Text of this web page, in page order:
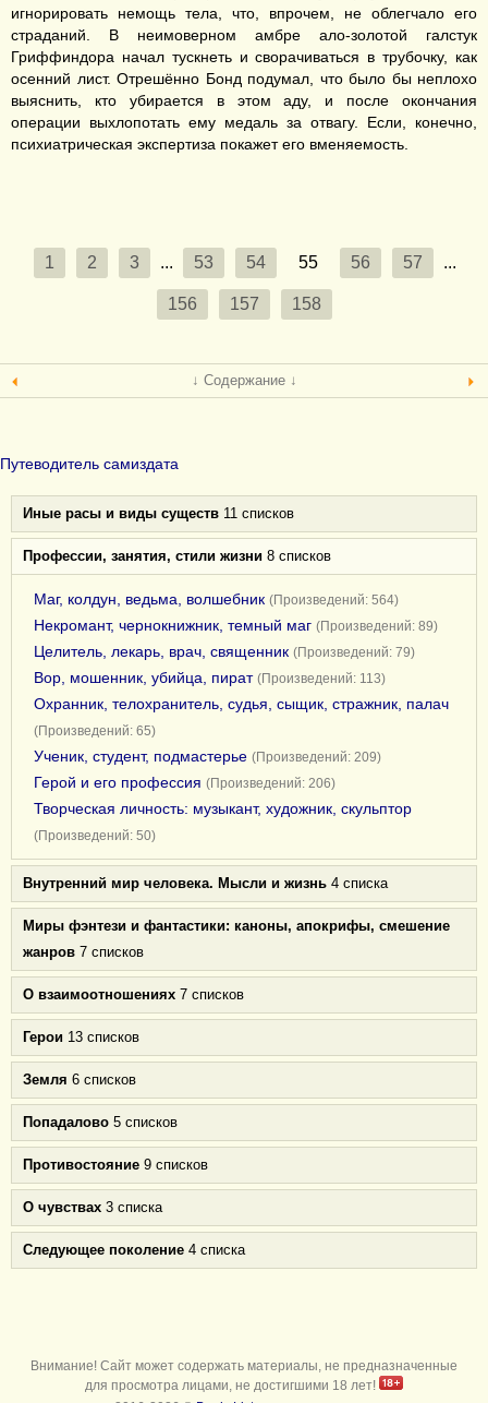
игнорировать немощь тела, что, впрочем, не облегчало его
страданий. В неимоверном амбре ало-золотой галстук
Гриффиндора начал тускнеть и сворачиваться в трубочку, как
осенний лист. Отрешённо Бонд подумал, что было бы неплохо
выяснить, кто убирается в этом аду, и после окончания
операции выхлопотать ему медаль за отвагу. Если, конечно,
психиатрическая экспертиза покажет его вменяемость.
1 2 3 ... 53 54 55 56 57 ...
156 157 158
↓ Содержание ↓
Путеводитель самиздата
Иные расы и виды существ 11 списков
Профессии, занятия, стили жизни 8 списков
Маг, колдун, ведьма, волшебник (Произведений: 564)
Некромант, чернокнижник, темный маг (Произведений: 89)
Целитель, лекарь, врач, священник (Произведений: 79)
Вор, мошенник, убийца, пират (Произведений: 113)
Охранник, телохранитель, судья, сыщик, стражник, палач
(Произведений: 65)
Ученик, студент, подмастерье (Произведений: 209)
Герой и его профессия (Произведений: 206)
Творческая личность: музыкант, художник, скульптор
(Произведений: 50)
Внутренний мир человека. Мысли и жизнь 4 списка
Миры фэнтези и фантастики: каноны, апокрифы, смешение
жанров 7 списков
О взаимоотношениях 7 списков
Герои 13 списков
Земля 6 списков
Попадалово 5 списков
Противостояние 9 списков
О чувствах 3 списка
Следующее поколение 4 списка
Внимание! Сайт может содержать материалы, не предназначенные
для просмотра лицами, не достигшими 18 лет!